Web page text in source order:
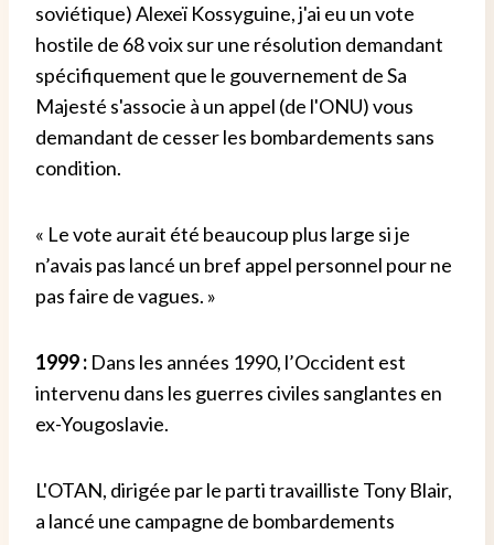
soviétique) Alexeï Kossyguine, j'ai eu un vote
hostile de 68 voix sur une résolution demandant
spécifiquement que le gouvernement de Sa
Majesté s'associe à un appel (de l'ONU) vous
demandant de cesser les bombardements sans
condition.
« Le vote aurait été beaucoup plus large si je
n’avais pas lancé un bref appel personnel pour ne
pas faire de vagues. »
1999 : Dans les années 1990, l’Occident est
intervenu dans les guerres civiles sanglantes en
ex-Yougoslavie.
L'OTAN, dirigée par le parti travailliste Tony Blair,
a lancé une campagne de bombardements